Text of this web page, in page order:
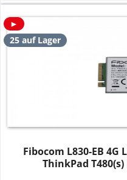
►
25 auf Lager
Fibocom L830-EB 4G
ThinkPad T480(s)